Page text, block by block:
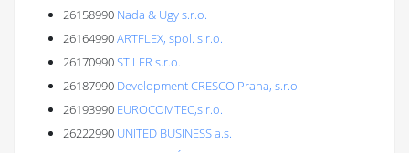
26158990 Nada & Ugy s.r.o.
26164990ARTFLEX, spol. s r.o.
26170990STILER s.r.o.
26187990 Development CRESCO Praha, s.r.o.
26193990 EUROCOMTEC,s.r.o.
26222990 UNITED BUSINESS a.s.